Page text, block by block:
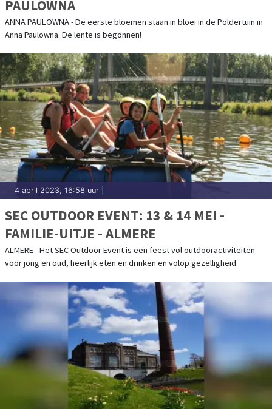
PAULOWNA
ANNA PAULOWNA - De eerste bloemen staan in bloei in de Poldertuin in
Anna Paulowna. De lente is begonnen!
4 april 2023, 16:58 uur
SEC OUTDOOR EVENT: 13 & 14 MEI -
FAMILIE-UITJE - ALMERE
ALMERE - Het SEC Outdoor Event is een feest vol outdooractiviteiten
voor jong en oud, heerlijk eten en drinken en volop gezelligheid.